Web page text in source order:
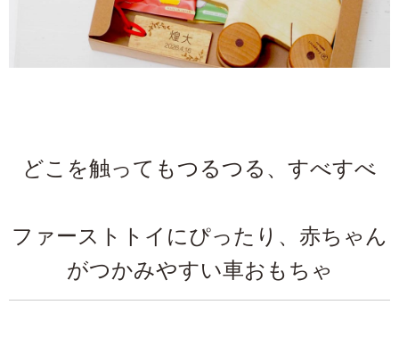
どこを触ってもつるつる、すべすべ
ファーストトイにぴったり、赤ちゃん
がつかみやすい車おもちゃ